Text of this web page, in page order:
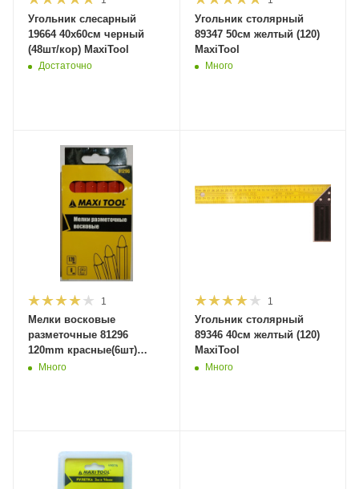
Угольник слесарный
19664 40х60см черный
(48шт/кор) MaxiTool
Достаточно
Угольник столярный
89347 50см желтый (120)
MaxiTool
Много
1
Мелки восковые
разметочные 81296
120mm красные(6шт)
набор MaxiTool (120)
Много
1
Угольник столярный
89346 40см желтый (120)
MaxiTool
Много